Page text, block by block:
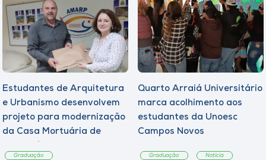
Estudantes de Arquitetura
e Urbanismo desenvolvem
projeto para modernização
da Casa Mortuária de
Graduação
Quarto Arraiá Universitário
marca acolhimento aos
estudantes da Unoesc
Campos Novos
Graduação Notícia